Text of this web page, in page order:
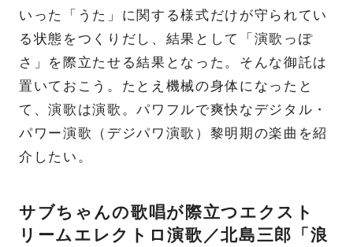
いった「うた」に関する様式だけが守られてい
る状態をつくりだし、結果として「演歌っぽ
さ」を際立たせる結果となった。そんな御託は
置いておこう。たとえ機械の身体になったと
て、演歌は演歌。パワフルで爽快なデジタル・
パワー演歌（デジパワ演歌）黎明期の楽曲を紹
介したい。
サブちゃんの歌唱が際立つエクスト
リームエレクトロ演歌／北島三郎「浪